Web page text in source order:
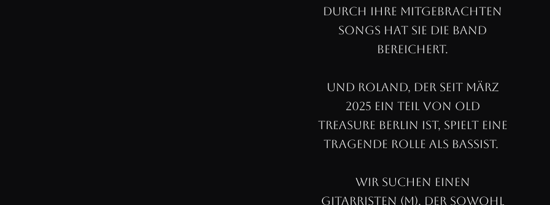
Durch Ihre mitgebrachten
Songs hat Sie die Band
bereichert.
und Roland, der seit März
2025 ein Teil von Old
Treasure Berlin ist, spielt eine
tragende Rolle als Bassist.
Wir suchen einen
Gitarristen (m), der sowohl